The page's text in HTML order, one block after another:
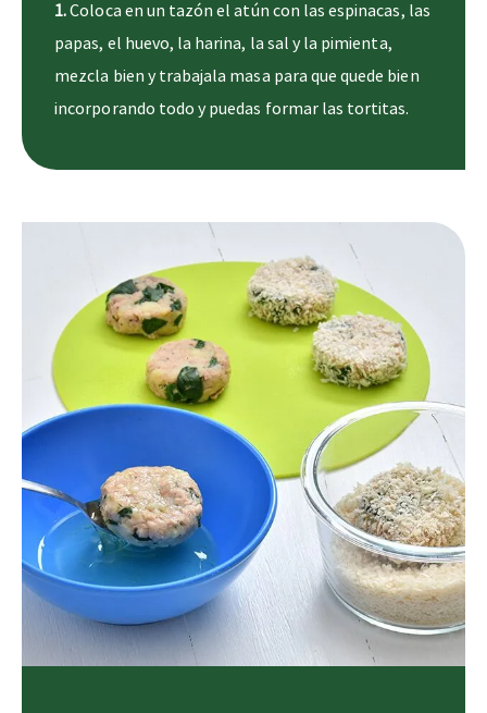
1.Coloca en un tazón el atún con las espinacas, las
papas, el huevo, la harina, la sal y la pimienta,
mezcla bien y trabajala masa para que quede bien
incorporando todo y puedas formar las tortitas.